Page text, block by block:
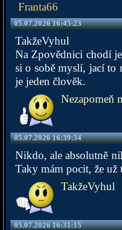
Franta66
05.07.2026 16:45:23
TakžeVyhul
Na Zpovědnici chodí
si o sobě myslí, jací to
je jeden člověk.
Nezapomeň
05.07.2026 16:39:34
Nikdo, ale absolutně
Taky mám pocit, že
TakžeVyhul
05.07.2026 16:31:15